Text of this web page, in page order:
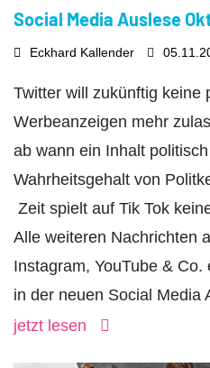
Social Media Auslese
Eckhard Kallender
Twitter will zukünftig keine
Werbeanzeigen mehr
ab wann ein Inhalt
Wahrheitsgehalt von
Zeit spielt auf Tik Tok
Alle weiteren Nachrichten
Instagram, YouTube &
in der neuen Social Media
jetzt lesen